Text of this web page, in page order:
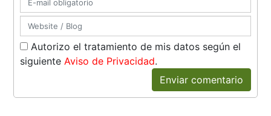
Autorizo el tratamiento de mis datos según el
siguienteAviso de Privacidad.
Enviar comentario